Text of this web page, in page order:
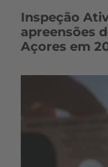
Inspeção
apreensões
Açores em